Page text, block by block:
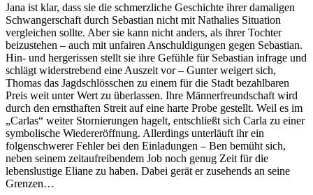
Jana ist klar, dass sie die schmerzliche Geschichte ihrer damaligen
Schwangerschaft durch Sebastian nicht mit Nathalies Situation
vergleichen sollte. Aber sie kann nicht anders, als ihrer Tochter
beizustehen – auch mit unfairen Anschuldigungen gegen Sebastian.
Hin- und hergerissen stellt sie ihre Gefühle für Sebastian infrage und
schlägt widerstrebend eine Auszeit vor – Gunter weigert sich,
Thomas das Jagdschlösschen zu einem für die Stadt bezahlbaren
Preis weit unter Wert zu überlassen. Ihre Männerfreundschaft wird
durch den ernsthaften Streit auf eine harte Probe gestellt. Weil es im
„Carlas“ weiter Stornierungen hagelt, entschließt sich Carla zu einer
symbolische Wiedereröffnung. Allerdings unterläuft ihr ein
folgenschwerer Fehler bei den Einladungen – Ben bemüht sich,
neben seinem zeitaufreibendem Job noch genug Zeit für die
lebenslustige Eliane zu haben. Dabei gerät er zusehends an seine
Grenzen…